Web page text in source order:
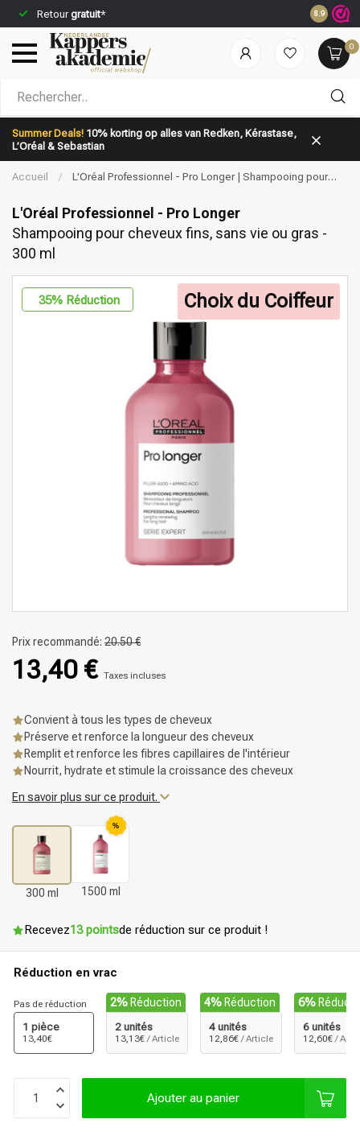
Retourgratuit*
jour même*
8.9
0
Summer Deals! 10% korting op alles van Redken, Kérastase,
L’Oréal & Sebastian
Quelle catégorie recherchez-vous?
Marques
Accueil /
L'Oréal Professionnel - Pro Longer | Shampooing pour
L'Oréal Professionnel - Pro Longer
Shampooing pour cheveux fins, sans vie ou gras -
300 ml
35% Réduction Choix du Coiffeur
Prix recommandé: 20.50 €
13,40 € Taxes incluses
Convient à tous les types de cheveux
Préserve et renforce la longueur des cheveux
Remplit et renforce les fibres capillaires de l'intérieur
Nourrit, hydrate et stimule la croissance des cheveux
En savoir plus sur ce produit.
300 ml
%
1500 ml
Recevez13 pointsde réduction sur ce produit !
Réduction en vrac
Pas de réduction
1 pièce
13,40€
2% Réduction
2 unités
13,13€ / Article
4% Réduction
4 unités
12,86€ / Article
6%
6 unités
12,60€ /
Ajouter au panier